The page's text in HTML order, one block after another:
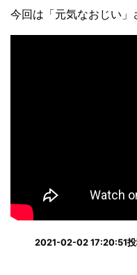
今回は「元気なおじい」
2021-02-02 17:20:51投